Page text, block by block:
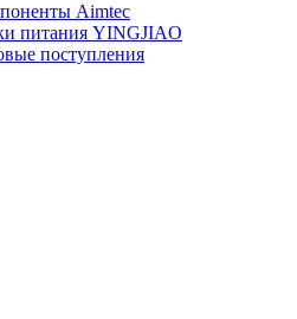
Aimtec
питания YINGJIAO
поступления